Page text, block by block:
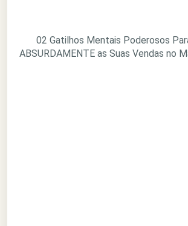
02 Gatilhos Mentais Poderosos
ABSURDAMENTE as Suas Vendas no